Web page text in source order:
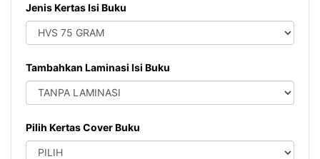
Jenis Kertas Isi Buku
Tambahkan Laminasi Isi Buku
Pilih Kertas Cover Buku